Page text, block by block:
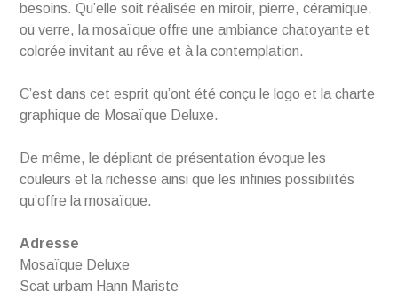
besoins. Qu’elle soit réalisée en miroir, pierre, céramique,
ou verre, la mosaïque offre une ambiance chatoyante et
colorée invitant au rêve et à la contemplation.
C’est dans cet esprit qu’ont été conçu le logo et la charte
graphique de Mosaïque Deluxe.
De même, le dépliant de présentation évoque les
couleurs et la richesse ainsi que les infinies possibilités
qu’offre la mosaïque.
Adresse
Mosaïque Deluxe
Scat urbam Hann Mariste